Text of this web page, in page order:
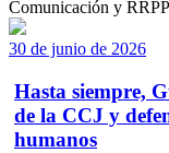
Comunicación y RRPP
30 de junio de 2026
Hasta siempre,
de la CCJ y
humanos